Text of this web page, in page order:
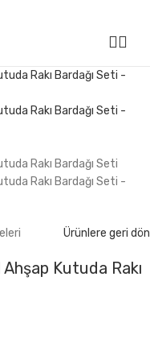
Ürünlere geri dön
Ahşap Kutuda Rakı